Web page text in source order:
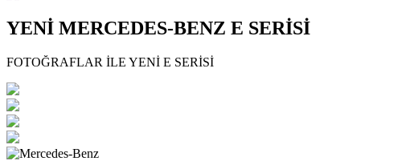
YENİ MERCEDES-BENZ E SERİSİ
FOTOĞRAFLAR İLE YENİ E SERİSİ